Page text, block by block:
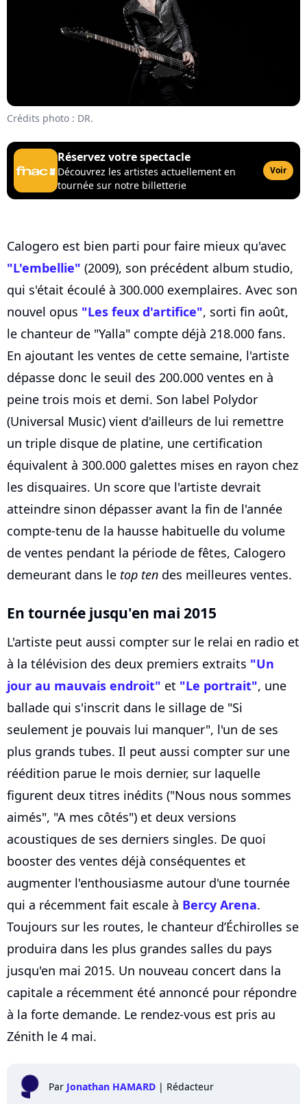
Crédits photo : DR.
Réservez votre spectacle
Découvrez les artistes actuellement en
tournée sur notre billetterie
Voir
Calogero est bien parti pour faire mieux qu'avec
"L'embellie" (2009), son précédent album studio,
qui s'était écoulé à 300.000 exemplaires. Avec son
nouvel opus "Les feux d'artifice", sorti fin août,
le chanteur de "Yalla" compte déjà 218.000 fans.
En ajoutant les ventes de cette semaine, l'artiste
dépasse donc le seuil des 200.000 ventes en à
peine trois mois et demi. Son label Polydor
(Universal Music) vient d'ailleurs de lui remettre
un triple disque de platine, une certification
équivalent à 300.000 galettes mises en rayon chez
les disquaires. Un score que l'artiste devrait
atteindre sinon dépasser avant la fin de l'année
compte-tenu de la hausse habituelle du volume
de ventes pendant la période de fêtes, Calogero
demeurant dans le top ten des meilleures ventes.
En tournée jusqu'en mai 2015
L'artiste peut aussi compter sur le relai en radio et
à la télévision des deux premiers extraits "Un
jour au mauvais endroit" et "Le portrait", une
ballade qui s'inscrit dans le sillage de "Si
seulement je pouvais lui manquer", l'un de ses
plus grands tubes. Il peut aussi compter sur une
réédition parue le mois dernier, sur laquelle
figurent deux titres inédits ("Nous nous sommes
aimés", "A mes côtés") et deux versions
acoustiques de ses derniers singles. De quoi
booster des ventes déjà conséquentes et
augmenter l'enthousiasme autour d'une tournée
qui a récemment fait escale à Bercy Arena.
Toujours sur les routes, le chanteur d’Échirolles se
produira dans les plus grandes salles du pays
jusqu'en mai 2015. Un nouveau concert dans la
capitale a récemment été annoncé pour répondre
à la forte demande. Le rendez-vous est pris au
Zénith le 4 mai.
Par Jonathan HAMARD | Rédacteur